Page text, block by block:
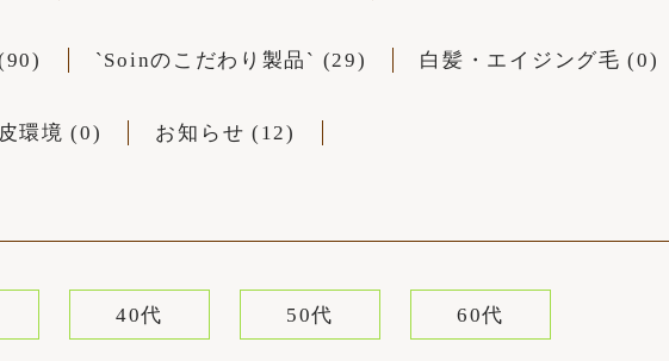
`Soinのこだわり製品` (29) 白髪・エイジング毛 (0)
環境 (0) お知らせ (12)
40代 50代 60代